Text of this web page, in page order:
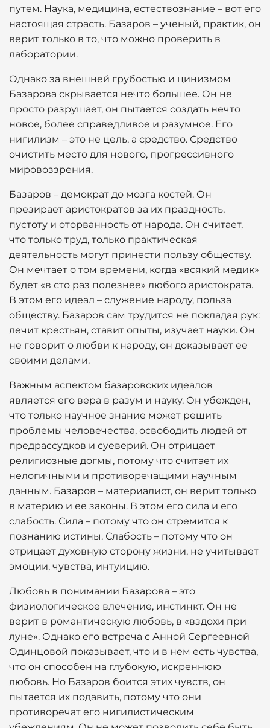
путем. Наука, медицина, естествознание – вот его
настоящая страсть. Базаров – ученый, практик, он
верит только в то, что можно проверить в
лаборатории.
Однако за внешней грубостью и цинизмом
Базарова скрывается нечто большее. Он не
просто разрушает, он пытается создать нечто
новое, более справедливое и разумное. Его
нигилизм – это не цель, а средство. Средство
очистить место для нового, прогрессивного
мировоззрения.
Базаров – демократ до мозга костей. Он
презирает аристократов за их праздность,
пустоту и оторванность от народа. Он считает,
что только труд, только практическая
деятельность могут принести пользу обществу.
Он мечтает о том времени, когда «всякий медик»
будет «в сто раз полезнее» любого аристократа.
В этом его идеал – служение народу, польза
обществу. Базаров сам трудится не покладая рук:
лечит крестьян, ставит опыты, изучает науки. Он
не говорит о любви к народу, он доказывает ее
своими делами.
Важным аспектом базаровских идеалов
является его вера в разум и науку. Он убежден,
что только научное знание может решить
проблемы человечества, освободить людей от
предрассудков и суеверий. Он отрицает
религиозные догмы, потому что считает их
нелогичными и противоречащими научным
данным. Базаров – материалист, он верит только
в материю и ее законы. В этом его сила и его
слабость. Сила – потому что он стремится к
познанию истины. Слабость – потому что он
отрицает духовную сторону жизни, не учитывает
эмоции, чувства, интуицию.
Любовь в понимании Базарова – это
физиологическое влечение, инстинкт. Он не
верит в романтическую любовь, в «вздохи при
луне». Однако его встреча с Анной Сергеевной
Одинцовой показывает, что и в нем есть чувства,
что он способен на глубокую, искреннюю
любовь. Но Базаров боится этих чувств, он
пытается их подавить, потому что они
противоречат его нигилистическим